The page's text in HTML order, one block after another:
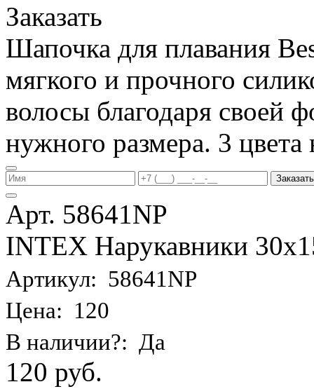
Заказать
Шапочка для плавания
мягкого и прочного
волосы благодаря своей
нужного размера. 3
Заказать
Арт. 58641NP
INTEX Нарукавники
Артикул: 58641NP
Цена: 120
В наличии?: Да
120 руб.